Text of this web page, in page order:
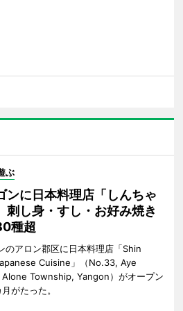
ぶ
ンに日本料理店「しんちゃ
し身・すし・お好み焼き
種超
のアロン郡区に日本料理店「Shin
Cuisine」（No.33, Aye
Township, Yangon）がオープン
がたった。